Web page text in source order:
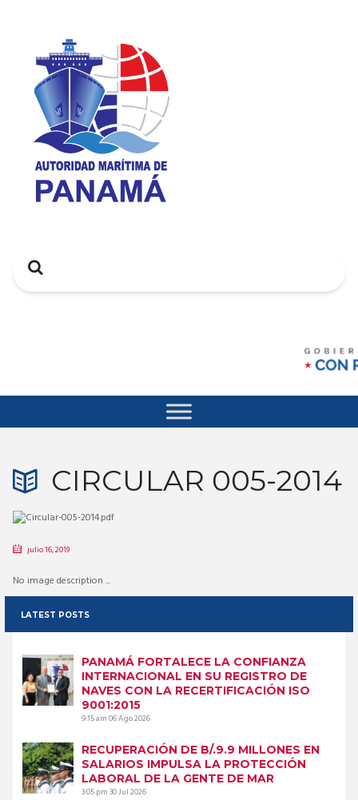
Search
CIRCULAR 005-2014
julio 16, 2019
No image description ...
LATEST POSTS
PANAMÁ FORTALECE LA CONFIANZA
INTERNACIONAL EN SU REGISTRO DE
NAVES CON LA RECERTIFICACIÓN ISO
9001:2015
9:15 am06 Ago 2026
RECUPERACIÓN DE B/.9.9 MILLONES EN
SALARIOS IMPULSA LA PROTECCIÓN
LABORAL DE LA GENTE DE MAR
3:05 pm30 Jul 2026